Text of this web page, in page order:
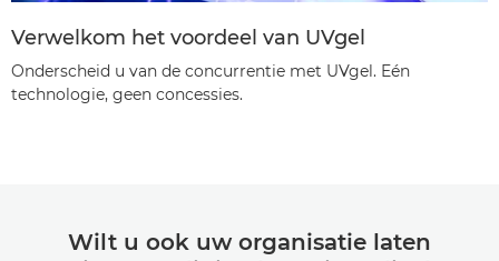
Verwelkom het voordeel van UVgel
Onderscheid u van de concurrentie met UVgel. Eén
technologie, geen concessies.
Wilt u ook uw organisatie laten